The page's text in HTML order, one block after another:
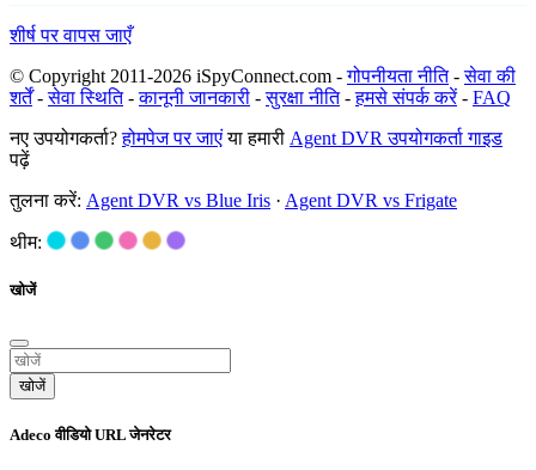
शीर्ष पर वापस जाएँ
© Copyright 2011-2026 iSpyConnect.com -गोपनीयता नीति-सेवा की
शर्तें-सेवा स्थिति-कानूनी जानकारी -सुरक्षा नीति-हमसे संपर्क करें- FAQ
नए उपयोगकर्ता?होमपेज पर जाएंया हमारी Agent DVR उपयोगकर्ता गाइड
पढ़ें
तुलना करें: Agent DVR vs Blue Iris · Agent DVR vs Frigate
थीम:
खोजें
खोजें
Adeco वीडियो URL जेनरेटर